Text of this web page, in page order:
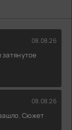
08.08.26
08.08.26
Сюжет